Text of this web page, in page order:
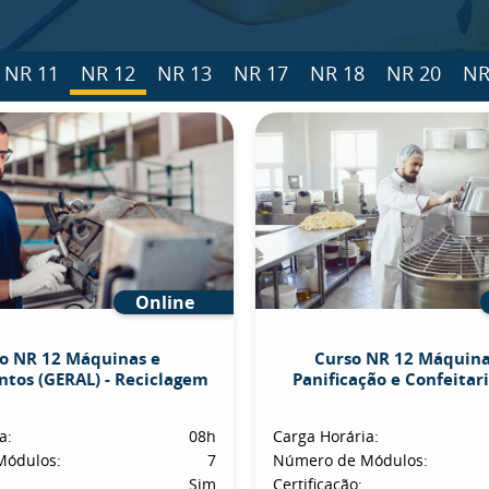
NR 11 NR 12 NR 13 NR 17 NR 18 NR 20
Online
NR 12 Máquinas e
(GERAL) - Reciclagem
08h
7
Sim
Curso NR 12
Panificação e
Carga Horária:
Número de Módulos:
Certificação: